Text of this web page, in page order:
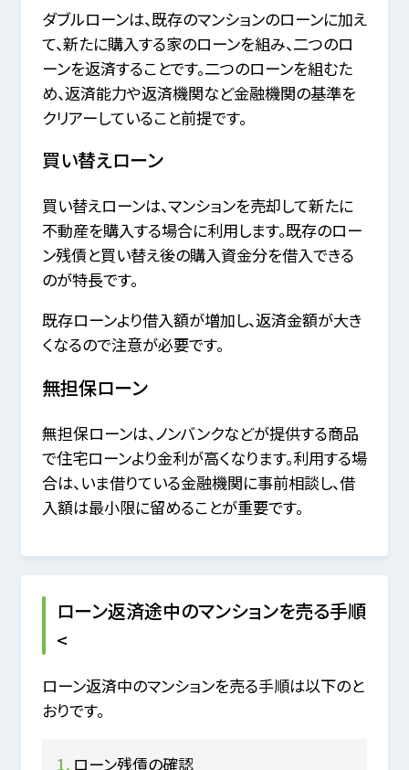
ダブルローンは、既存のマンションのローンに加え
て、新たに購入する家のローンを組み、二つのロ
ーンを返済することです。二つのローンを組むた
め、返済能力や返済機関など金融機関の基準を
クリアーしていること前提です。
買い替えローン
買い替えローンは、マンションを売却して新たに
不動産を購入する場合に利用します。既存のロー
ン残債と買い替え後の購入資金分を借入できる
のが特長です。
既存ローンより借入額が増加し、返済金額が大き
くなるので注意が必要です。
無担保ローン
無担保ローンは、ノンバンクなどが提供する商品
で住宅ローンより金利が高くなります。利用する場
合は、いま借りている金融機関に事前相談し、借
入額は最小限に留めることが重要です。
ローン返済途中のマンションを売る手順
<
ローン返済中のマンションを売る手順は以下のと
おりです。
ローン残債の確認